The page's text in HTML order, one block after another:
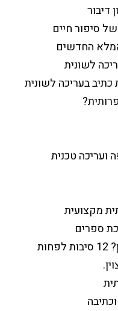
דיבור
סיפור חיים
החדשים
לשונית
כתיב בעריכה לשונית
ועריכה טכנית
מקצועית
ספרים